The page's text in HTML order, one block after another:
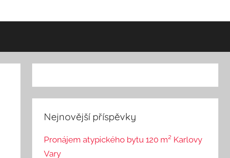
Nejnovější příspěvky
Pronájem atypického bytu 120 m² Karlovy
Vary